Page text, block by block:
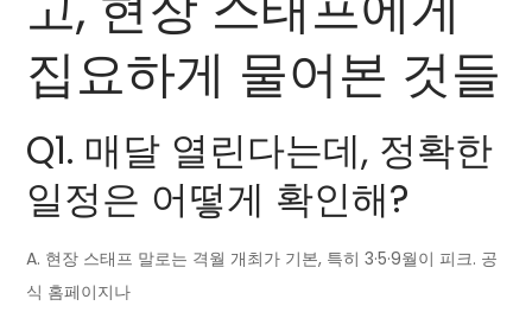
집요하게 물어본 것들
Q1. 매달 열린다는데, 정확한
일정은 어떻게 확인해?
A. 현장 스태프 말로는 격월 개최가 기본, 특히 3·5·9월이 피크. 공
식 홈페이지나